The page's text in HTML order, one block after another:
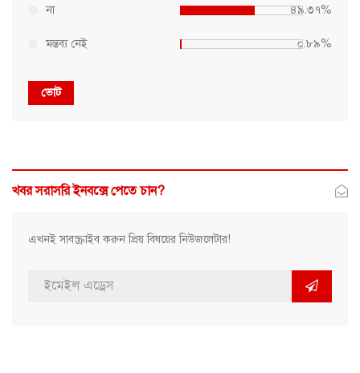
না ৪৯.৩৭%
মন্তব্য নেই ০.৮৯%
ভোট
খবর সরাসরি ইনবক্সে পেতে চান?
এখনই সাবস্ক্রাইব করুন প্রিয় বিষয়ের নিউজলেটার!